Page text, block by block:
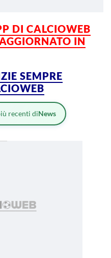
DI CALCIOWEB
IN
SEMPRE
recenti diNews